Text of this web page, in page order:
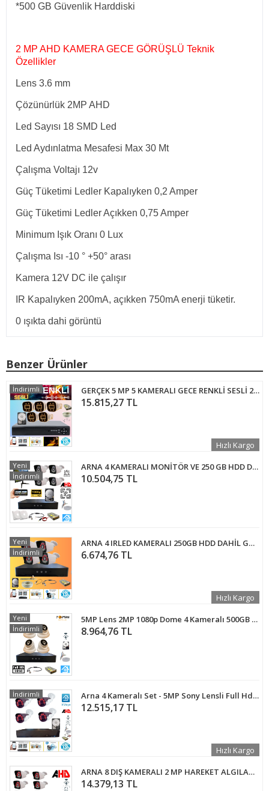
*500 GB Güvenlik Harddiski
2 MP AHD KAMERA GECE GÖRÜŞLÜ Teknik
Özellikler
Lens 3.6 mm
Çözünürlük 2MP AHD
Led Sayısı 18 SMD Led
Led Aydınlatma Mesafesi Max 30 Mt
Çalışma Voltajı 12v
Güç Tüketimi Ledler Kapalıyken 0,2 Amper
Güç Tüketimi Ledler Açıkken 0,75 Amper
Minimum Işık Oranı 0 Lux
Çalışma Isı -10 ° +50° arası
Kamera 12V DC ile çalışır
IR Kapalıyken 200mA, açıkken 750mA enerji tüketir.
0 ışıkta dahi görüntü
Benzer Ürünler
GERÇEK 5 MP 5 KAMERALI GECE RENKLİ SESLİ 2 TB HDD DAHİL AHD GÜVENLİK SETİ - ST200055
15.815,27 TL
İndirimli
Hızlı Kargo
ARNA 4 KAMERALI MONİTÖR VE 250 GB HDD DAHİL AHD GÜVENLİK KAMERASI SETİ-ST24250MT
10.504,75 TL
Yeni
İndirimli
ARNA 4 IRLED KAMERALI 250GB HDD DAHİL GÜVENLİK SETİ - ST25024
6.674,76 TL
Yeni
İndirimli
Hızlı Kargo
5MP Lens 2MP 1080p Dome 4 Kameralı 500GB Harddisk Dahil Güvenlik Kamerası Seti - ST-24500D
8.964,76 TL
Yeni
İndirimli
Arna 4 Kameralı Set - 5MP Sony Lensli Full Hd Gece Görüşlü Güvenlik Kamerası Sistemi - Cepten Izle Xmeye 3 TB HDD Dahil
12.515,17 TL
İndirimli
Hızlı Kargo
ARNA 8 DIŞ KAMERALI 2 MP HAREKET ALGILAMA H.265+ 1 TB HDD DAHİL AHD GÜVENLİK SETİ- ST281M
14.379,13 TL